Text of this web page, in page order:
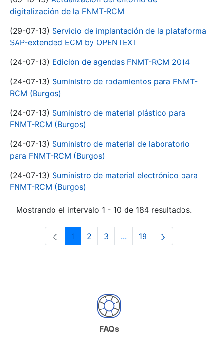
digitalización de la FNMT-RCM
(29-07-13) Servicio de implantación de la plataforma
SAP-extended ECM by OPENTEXT
(24-07-13) Edición de agendas FNMT-RCM 2014
(24-07-13) Suministro de rodamientos para FNMT-
RCM (Burgos)
(24-07-13) Suministro de material plástico para
FNMT-RCM (Burgos)
(24-07-13) Suministro de material de laboratorio
para FNMT-RCM (Burgos)
(24-07-13) Suministro de material electrónico para
FNMT-RCM (Burgos)
Mostrando el intervalo 1 - 10 de 184 resultados.
Página
1 Página
2 Página
3 ...Páginas intermedias Use
Página
19
FAQs